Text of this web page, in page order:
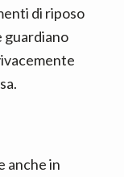
di riposo
guardiano
anche in